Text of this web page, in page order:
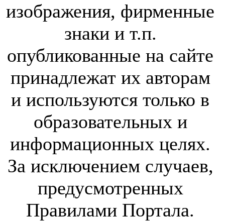
изображения, фирменные
знаки и т.п.
опубликованные на сайте
принадлежат их авторам
и используются только в
образовательных и
информационных целях.
За исключением случаев,
предусмотренных
Правилами Портала.